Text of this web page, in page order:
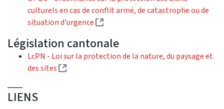
culturels en cas de conflit armé, de catastrophe ou de
situation d'urgence
(Lien externe)
Législation cantonale
LcPN - Loi sur la protection de la nature, du paysage et
des sites
(Lien externe)
LIENS